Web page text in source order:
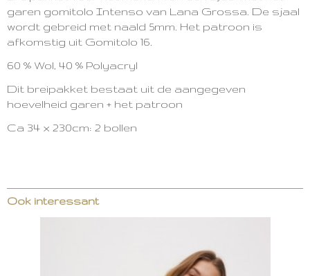
garen gomitolo Intenso van Lana Grossa. De sjaal
wordt gebreid met naald 5mm. Het patroon is
afkomstig uit Gomitolo 16.
60 % Wol, 40 % Polyacryl
Dit breipakket bestaat uit de aangegeven
hoevelheid garen + het patroon
Ca 34 x 230cm: 2 bollen
Ook interessant